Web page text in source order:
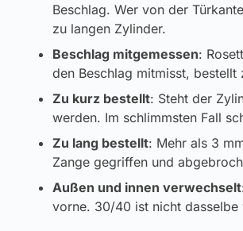
Beschlag. Wer von der
zu langen Zylinder.
Beschlag mitgemessen:
den Beschlag mitmisst, bestellt
Zu kurz bestellt: Steht der
werden. Im schlimmsten Fall
Zu lang bestellt: Mehr als 3
Zange gegriffen und
Außen und innen verwechselt
vorne. 30/40 ist nicht